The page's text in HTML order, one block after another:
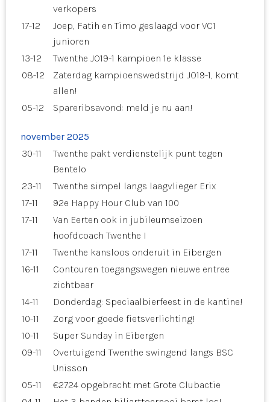
verkopers
17-12
Joep, Fatih en Timo geslaagd voor VC1
junioren
13-12
Twenthe JO19-1 kampioen 1e klasse
08-12
Zaterdag kampioenswedstrijd JO19-1, komt
allen!
05-12
Spareribsavond: meld je nu aan!
november 2025
30-11
Twenthe pakt verdienstelijk punt tegen
Bentelo
23-11
Twenthe simpel langs laagvlieger Erix
17-11
92e Happy Hour Club van 100
17-11
Van Eerten ook in jubileumseizoen
hoofdcoach Twenthe I
17-11
Twenthe kansloos onderuit in Eibergen
16-11
Contouren toegangswegen nieuwe entree
zichtbaar
14-11
Donderdag: Speciaalbierfeest in de kantine!
10-11
Zorg voor goede fietsverlichting!
10-11
Super Sunday in Eibergen
09-11
Overtuigend Twenthe swingend langs BSC
Unisson
05-11
€2724 opgebracht met Grote Clubactie